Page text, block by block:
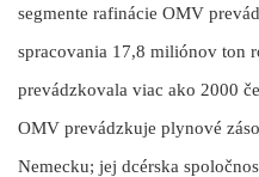
segmente rafinácie OMV
spracovania 17,8 miliónov ton
prevádzkovala viac ako 2000
OMV prevádzkuje plynové
Nemecku; jej dcérska